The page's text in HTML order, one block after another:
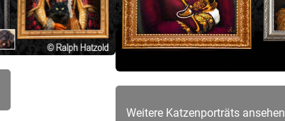
Weitere Katzenporträts ansehen